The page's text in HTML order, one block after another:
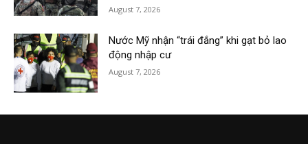
August 7, 2026
Nước Mỹ nhận “trái đắng” khi gạt bỏ lao
động nhập cư
August 7, 2026